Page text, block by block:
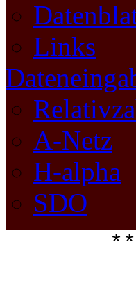
Links
A-Netz
H-alpha
SDO